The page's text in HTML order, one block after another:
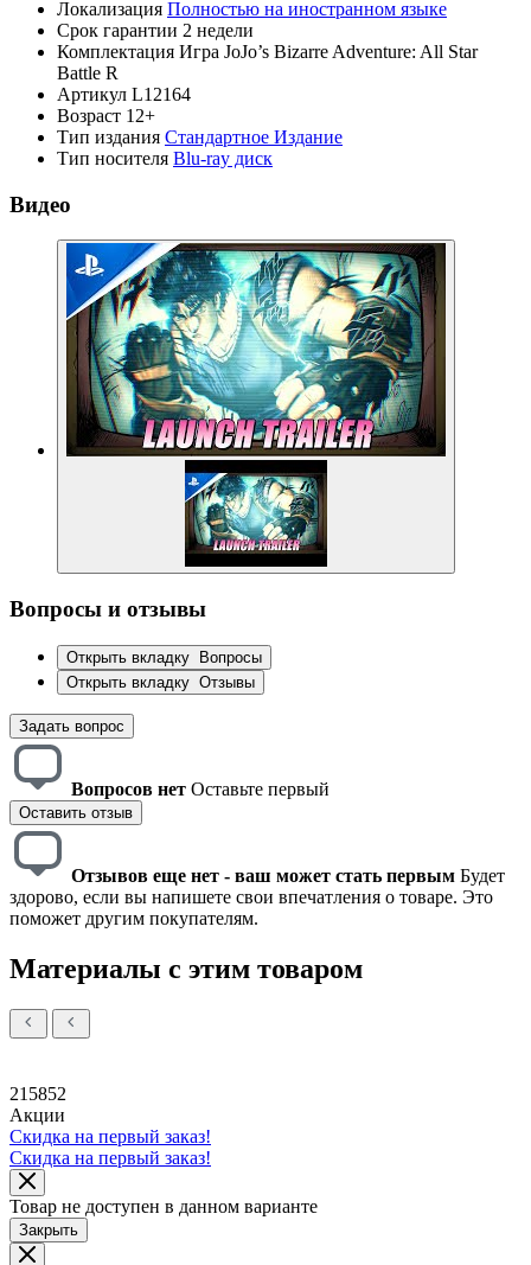
Локализация Полностью на иностранном языке
Срок гарантии 2 недели
Комплектация Игра JoJo’s Bizarre Adventure: All Star
Battle R
Артикул L12164
Возраст 12+
Тип издания Стандартное Издание
Тип носителя Blu-ray диск
Видео
Вопросы и отзывы
Открыть вкладку
Вопросы
Открыть вкладку Отзывы
Задать вопрос
Вопросов нет Оставьте первый
Оставить отзыв
Отзывов еще нет - ваш может стать первым Будет
здорово, если вы напишете свои впечатления о товаре. Это
поможет другим покупателям.
Материалы с этим товаром
215852
Акции
Скидка на первый заказ!
Скидка на первый заказ!
Товар не доступен в данном варианте
Закрыть